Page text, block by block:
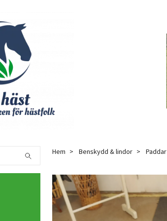
Hem Benskydd & lindor Paddar